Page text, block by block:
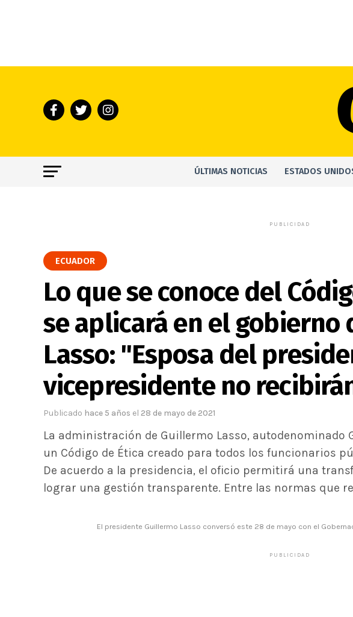
ÚLTIMAS NOTICIAS ESTADOS
PUBLICIDAD
ECUADOR
Lo que se conoce del
se aplicará en el gobierno
Lasso: "Esposa del
vicepresidente no
Publicado hace 5 años el 28 de mayo de 2021
La administración de Guillermo Lasso, autodenominado
un Código de Ética creado para todos los funcionarios
De acuerdo a la presidencia, el oficio permitirá una
lograr una gestión transparente. Entre las normas que
El presidente Guillermo Lasso conversó este 28 de mayo con el
PUBLICIDAD